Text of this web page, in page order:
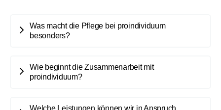
Was macht die Pflege bei proindividuum
besonders?
Wie beginnt die Zusammenarbeit mit
proindividuum?